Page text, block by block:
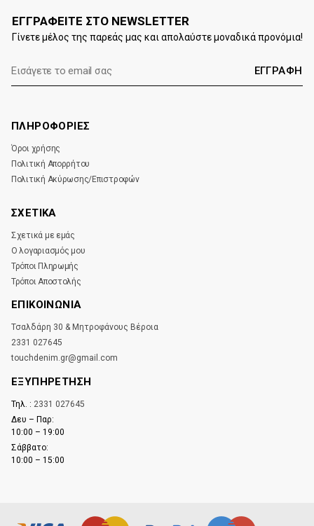
E-
mail:
ΕΓΓΡΑΦΕΙΤΕ ΣΤΟ NEWSLETTER
Γίνετε μέλος της παρεάς μας και απολαύστε μοναδικά προνόμια!
ΠΛΗΡΟΦΟΡΙΕΣ
Όροι χρήσης
Πολιτική Απορρήτου
Πολιτική Ακύρωσης/Επιστροφών
ΣΧΕΤΙΚΑ
Σχετικά με εμάς
Ο λογαριασμός μου
Τρόποι Πληρωμής
Τρόποι Αποστολής
ΕΠΙΚΟΙΝΩΝΊΑ
Τσαλδάρη 30 & Μητροφάνους Βέροια
2331 027645
touchdenim.gr@gmail.com
ΕΞΥΠΗΡΕΤΗΣΗ
Τηλ. : 2331 027645
Δευ – Παρ:
10:00 – 19:00
Σάββατο:
10:00 – 15:00